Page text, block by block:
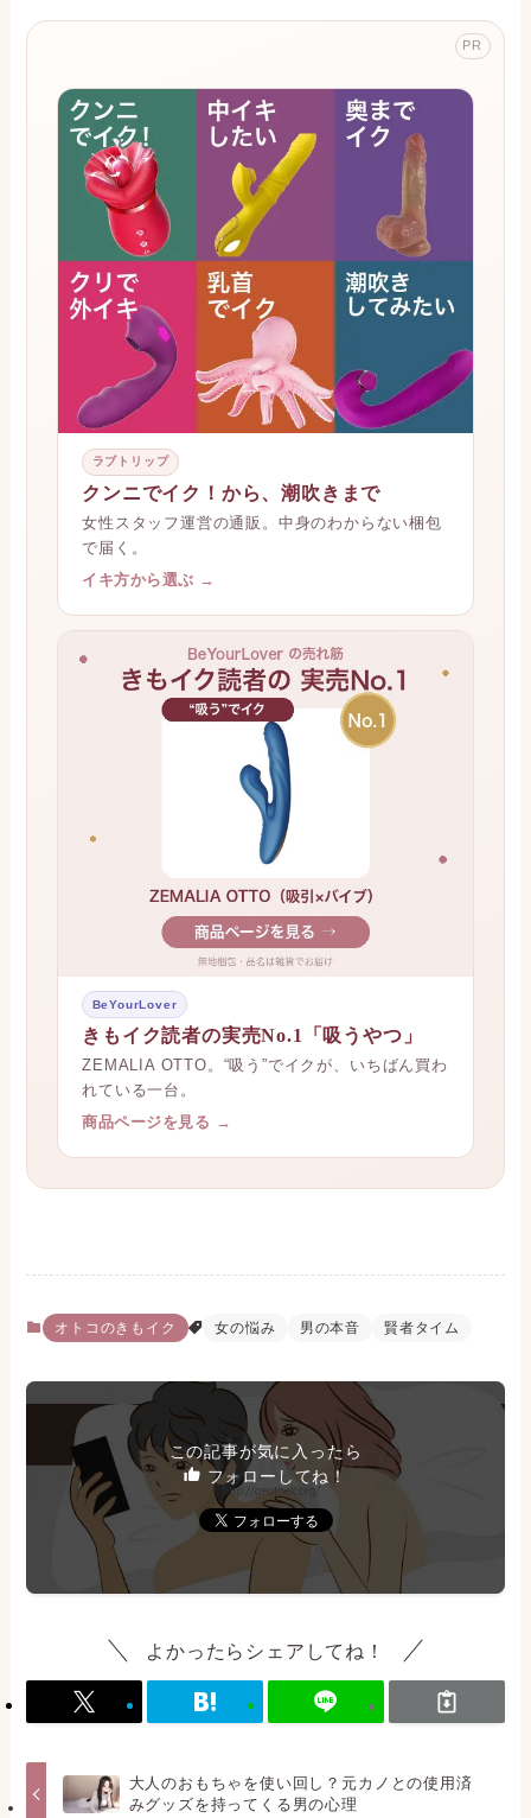
PR
ラブトリップ
クンニでイク！から、潮吹きまで
女性スタッフ運営の通販。中身のわからない梱包
で届く。
イキ方から選ぶ →
BeYourLover
きもイク読者の実売No.1「吸うやつ」
ZEMALIA OTTO。“吸う”でイクが、いちばん買わ
れている一台。
商品ページを見る →
オトコのきもイク 女の悩み 男の本音 賢者タイム
この記事が気に入ったら
フォローしてね！
よかったらシェアしてね！
大人のおもちゃを使い回し？元カノとの使用済
みグッズを持ってくる男の心理